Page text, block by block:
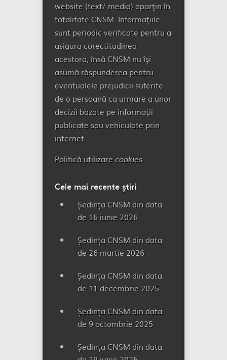
website (text/ media) aparţin în
totalitate CNSM. Informațiile
sunt periodic verificate pentru a
asigura corectitudinea
acestora, însă CNSM nu îşi
asumă răspunderea pentru
eventualele prejudicii suferite
de o persoană ca urmare a unor
decizii bazate pe informaţii
publicate sau vehiculate prin
internet.
Politică utilizare cookies
Cele mai recente știri
Ședința CNSM din data
de 16 iunie 2026
Ședința CNSM din data
de 26 martie 2026
Ședința CNSM din data
de 11 decembrie 2025
Ședința CNSM din data
de 9 octombrie 2025
Ședința CNSM din data